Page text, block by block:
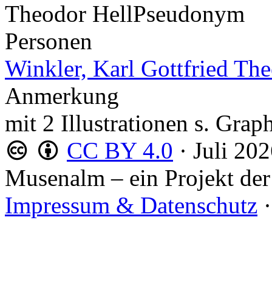
Theodor HellPseudonym
Personen
Winkler, Karl Gottfried
Anmerkung
mit 2 Illustrationen s.
CC BY 4.0 · Juli
Musenalm – ein Projekt der
Impressum & Datenschutz ·